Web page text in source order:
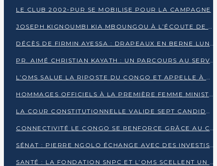
LE CLUB 2002-PUR SE MOBILISE POUR LA CAMPAGNE
JOSEPH KIGNOUMBI KIA MBOUNGOU À L’ÉCOUTE DE TALANGAÏ
DÉCÈS DE FIRMIN AYESSA : DRAPEAUX EN BERNE LUNDI
PR. AIMÉ CHRISTIAN KAYATH : UN PARCOURS AU SERVICE DE LA RECHERCHE ET DE L’INNOVATION
L’OMS SALUE LA RIPOSTE DU CONGO ET APPELLE À DES RÉFORMES DURABLES
HOMMAGES OFFICIELS À LA PREMIÈRE FEMME MINISTRE DU CONGO
LA COUR CONSTITUTIONNELLE VALIDE SEPT CANDIDATURES POUR LA PRÉSIDENTIELLE
CONNECTIVITÉ LE CONGO SE RENFORCE GRÂCE AU CÂBLE 2AFRICA
SÉNAT : PIERRE NGOLO ÉCHANGE AVEC DES INVESTISSEURS DU NUMÉRIQUE
SANTÉ : LA FONDATION SNPC ET L’OMS SCELLENT UN PARTENARIAT STRATÉGIQUE DE TROIS ANS